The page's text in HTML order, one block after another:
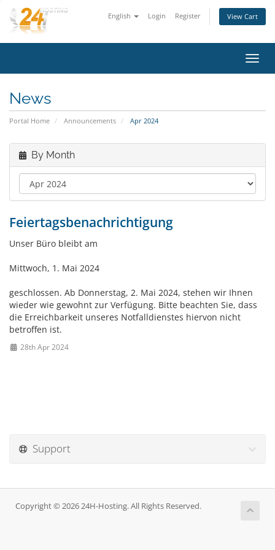
English Login Register View Cart
News
Portal Home Announcements Apr 2024
By Month
Feiertagsbenachrichtigung
Unser Büro bleibt am
Mittwoch, 1. Mai 2024
geschlossen. Ab Donnerstag, 2. Mai 2024, stehen wir Ihnen
wieder wie gewohnt zur Verfügung. Bitte beachten Sie, dass
die Erreichbarkeit unseres Notfalldienstes hiervon nicht
betroffen ist.
28th Apr 2024
Support
Copyright © 2026 24H-Hosting. All Rights Reserved.